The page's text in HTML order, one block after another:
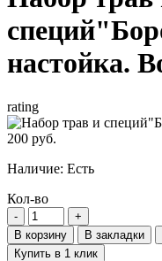
настойка.
rating
200 руб.
Наличие: Есть
Кол-во
В корзину В закладки
Купить в 1 клик